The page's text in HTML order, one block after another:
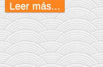
Leer más...